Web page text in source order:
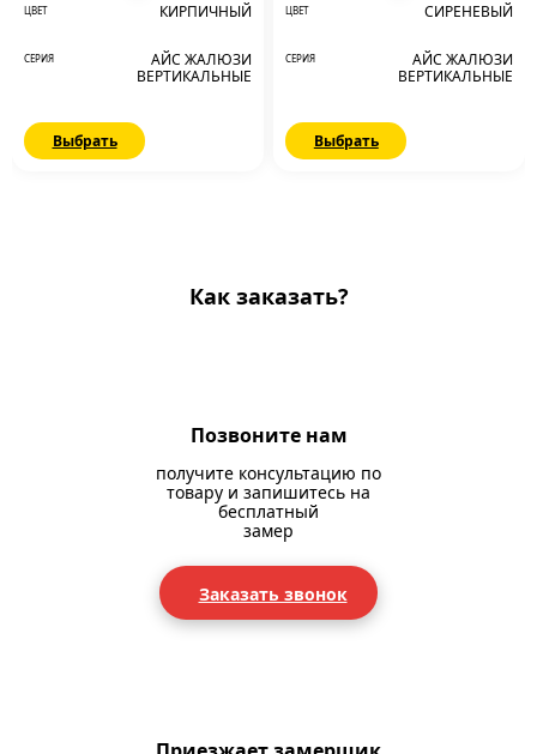
ЦВЕТ КИРПИЧНЫЙ
СЕРИЯ
АЙС ЖАЛЮЗИ
ВЕРТИКАЛЬНЫЕ
Выбрать
ЦВЕТ СИРЕНЕВЫЙ
СЕРИЯ
АЙС ЖАЛЮЗИ
ВЕРТИКАЛЬНЫЕ
Выбрать
Как заказать?
Позвоните нам
получите консультацию по
товару и запишитесь на
бесплатный
замер
Заказать звонок